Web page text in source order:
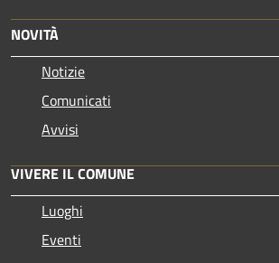
NOVITÀ
Notizie
Comunicati
Avvisi
VIVERE IL COMUNE
Luoghi
Eventi